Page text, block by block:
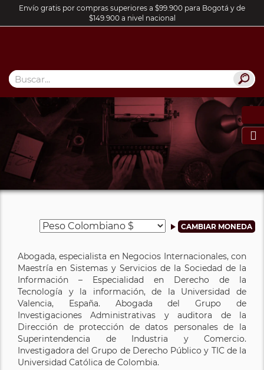
Envío gratis por compras superiores a $99.900 para Bogotá y de
$149.900 a nivel nacional

Abogada, especialista en Negocios Internacionales, con
Maestría en Sistemas y Servicios de la Sociedad de la
Información – Especialidad en Derecho de la
Tecnología y la información, de la Universidad de
Valencia, España. Abogada del Grupo de
Investigaciones Administrativas y auditora de la
Dirección de protección de datos personales de la
Superintendencia de Industria y Comercio.
Investigadora del Grupo de Derecho Público y TIC de la
Universidad Católica de Colombia.